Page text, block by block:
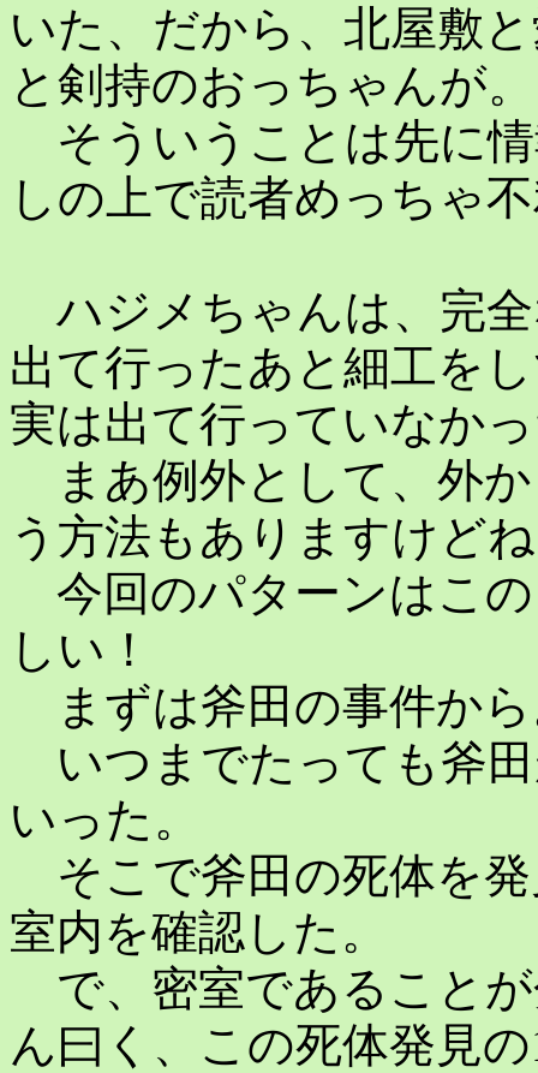
いた、だから、北屋敷
と剣持のおっちゃんが。
そういうことは先に
しの上で読者めっちゃ
ハジメちゃんは、完
出て行ったあと細工を
実は出て行っていなか
まあ例外として、外
う方法もありますけど
今回のパターンはこ
しい！
まずは斧田の事件か
いつまでたっても斧
いった。
そこで斧田の死体を
室内を確認した。
で、密室であること
ん曰く、この死体発見